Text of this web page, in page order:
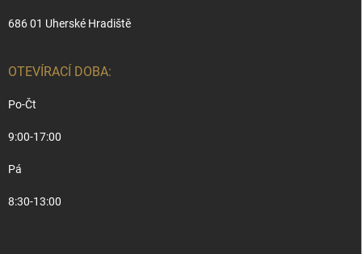
686 01 Uherské Hradiště
OTEVÍRACÍ DOBA:
Po-Čt
9:00-17:00
Pá
8:30-13:00